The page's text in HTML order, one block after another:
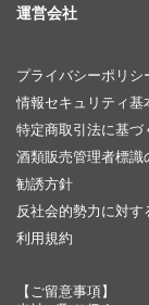
運営会社
プライバシーポリシ
情報セキュリティ基
特定商取引法に基づ
酒類販売管理者標識
勧誘方針
反社会的勢力に対す
利用規約
【ご留意事項】